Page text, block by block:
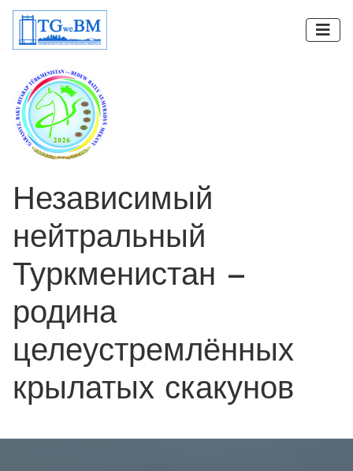
Независимый
нейтральный
Туркменистан –
родина
целеустремлённых
крылатых скакунов